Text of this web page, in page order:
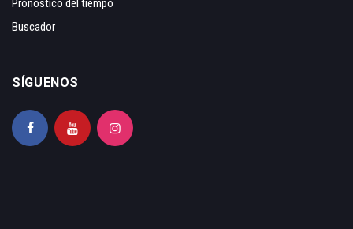
Pronóstico del tiempo
Buscador
SÍGUENOS